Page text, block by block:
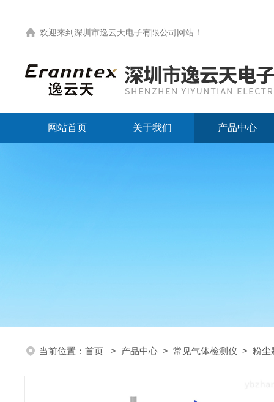
欢迎来到 深圳市逸云天电子有限公司网站 ！
网站首页 关于我们 产品中心
当前位置： 首页 > 产品中心 > 常见气体检测仪 > 粉尘